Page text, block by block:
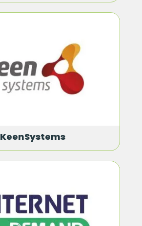
KeenSystems